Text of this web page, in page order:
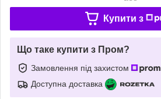
Купити з
Що таке купити з Пром?
Замовлення під захистом
Доступна доставка